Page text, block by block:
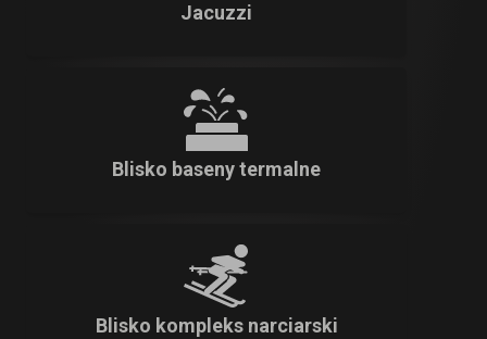
Jacuzzi
Blisko baseny termalne
Blisko kompleks narciarski